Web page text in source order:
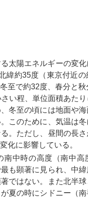
太陽エネルギーの変
緯約35度（東京付近
至で約32度、春分と
い程、単位面積あた
冬至の頃には地面や
このために、気温は
。ただし、昼間の長
化に影響している。
南中時の高度（南中高
も顕著に見られ、中
ではない。また北半
夏の時にシドニー（